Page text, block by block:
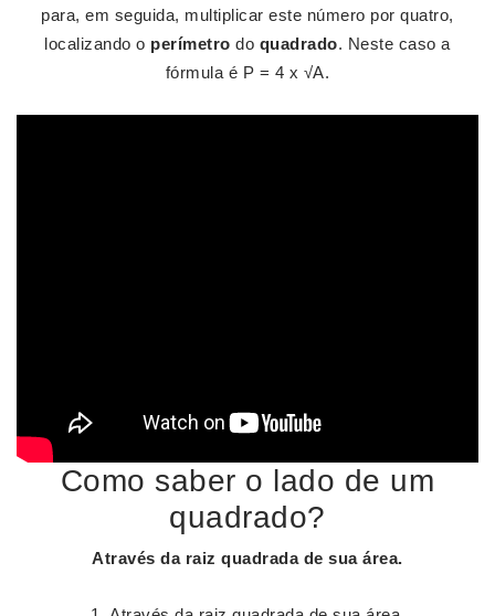
para, em seguida, multiplicar este número por quatro,
localizando o perímetro do quadrado. Neste caso a
fórmula é P = 4 x √A.
Como saber o lado de um
quadrado?
Através da raiz quadrada de sua área.